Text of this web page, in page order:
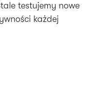
testujemy nowe
każdej